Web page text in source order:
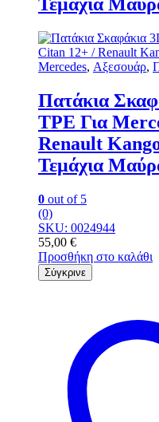
Τεμάχια
Mercedes, Αξεσουάρ,
Πατάκια
TPE Για
Renault
Τεμάχια
0 out of 5
(0)
SKU: 0024944
55,00 €
Προσθήκη στο καλάθι
Σύγκρινε